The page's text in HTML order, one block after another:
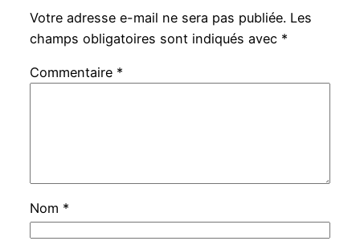
Votre adresse e-mail ne sera pas publiée. Les
champs obligatoires sont indiqués avec *
Commentaire *
Nom *